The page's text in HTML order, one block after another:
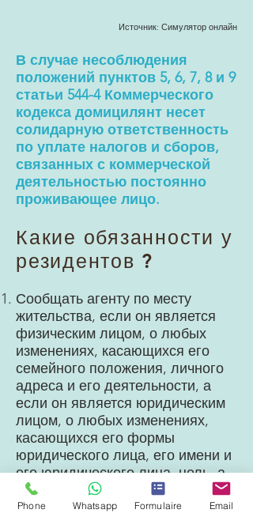
Источник: Симулятор онлайн
В случае несоблюдения
положений пунктов 5, 6, 7, 8 и 9
статьи 544-4 Коммерческого
кодекса домицилянт несет
солидарную ответственность
по уплате налогов и сборов,
связанных с коммерческой
деятельностью постоянно
проживающее лицо.
Какие обязанности у
резидентов ?
Сообщать агенту по месту
жительства, если он является
физическим лицом, о любых
изменениях, касающихся его
семейного положения, личного
адреса и его деятельности, а
если он является юридическим
лицом, о любых изменениях,
касающихся его формы
юридического лица, его имени и
его юридического лица. цель, а
также имена и адреса законных
представителей и лиц, которым
Phone Whatsapp Formulaire Email